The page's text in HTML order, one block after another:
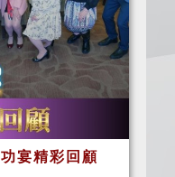
宴精彩回顧